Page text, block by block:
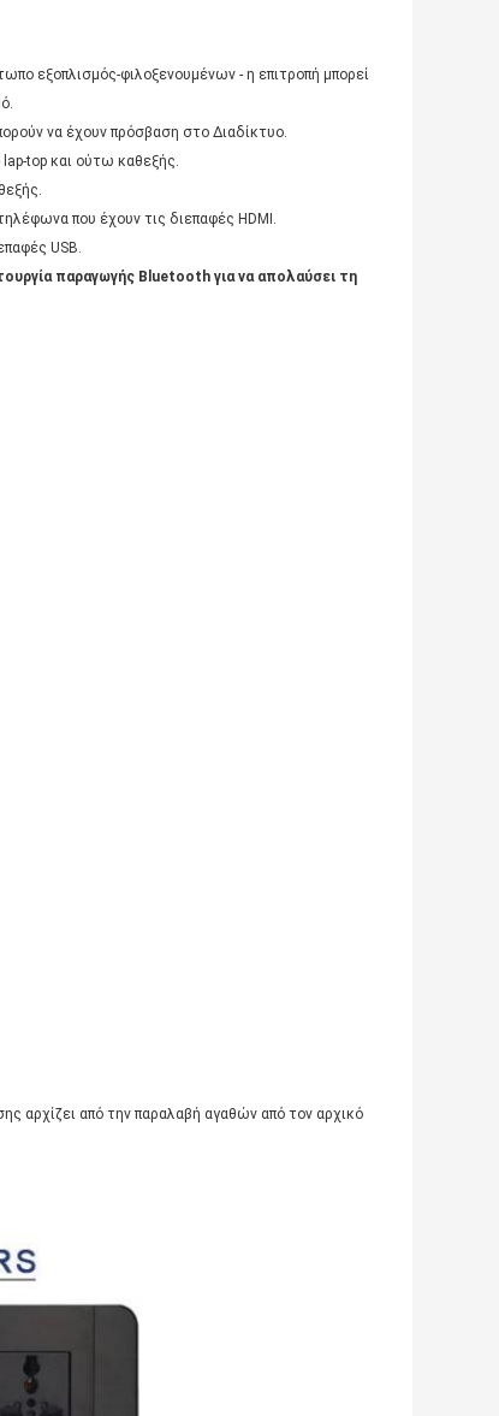
εξοπλισμός-φιλοξενουμένων - η επιτροπή μπορεί
να έχουν πρόσβαση στο Διαδίκτυο.
top και ούτω καθεξής.
που έχουν τις διεπαφές HDMI.
USB.
παραγωγής Bluetooth για να απολαύσει τη
αρχίζει από την παραλαβή αγαθών από τον αρχικό